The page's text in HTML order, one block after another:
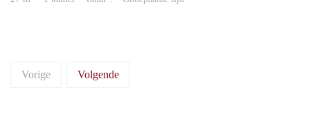
Vorige Volgende